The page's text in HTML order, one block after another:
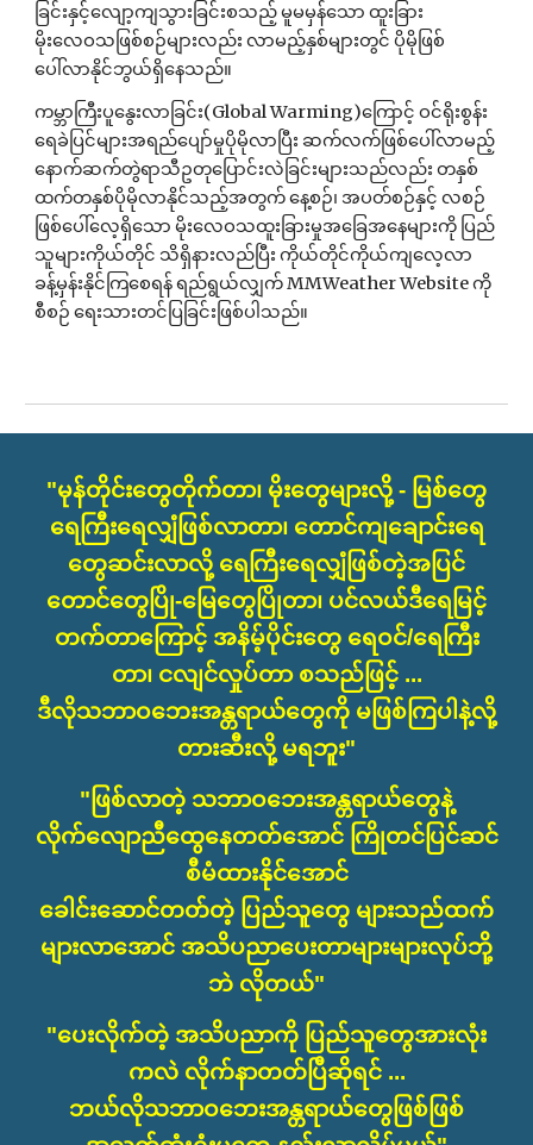
ခြင်းနှင့်လျော့ကျသွားခြင်းစသည့် မူမမှန်သော ထူးခြား
မိုးလေဝသဖြစ်စဉ်များလည်း လာမည့်နှစ်များတွင် ပိုမိုဖြစ်
ပေါ်လာနိုင်ဘွယ်ရှိနေသည်။
ကမ္ဘာကြီးပူနွေးလာခြင်း(Global Warming)ကြောင့် ဝင်ရိုးစွန်း
ရေခဲပြင်များအရည်ပျော်မှုပိုမိုလာပြီး ဆက်လက်ဖြစ်ပေါ်လာမည့်
နောက်ဆက်တွဲရာသီဥတုပြောင်းလဲခြင်းများသည်လည်း တနှစ်
ထက်တနှစ်ပိုမိုလာနိုင်သည့်အတွက် နေ့စဉ်၊ အပတ်စဉ်နှင့် လစဉ်
ဖြစ်ပေါ်လေ့ရှိသော မိုးလေဝသထူးခြားမှုအခြေအနေများကို ပြည်
သူများကိုယ်တိုင် သိရှိနားလည်ပြီး ကိုယ်တိုင်ကိုယ်ကျလေ့လာ
ခန့်မှန်းနိုင်ကြစေရန် ရည်ရွယ်လျှက် MMWeather Website ကို
စီစဉ် ရေးသားတင်ပြခြင်းဖြစ်ပါသည်။
"မုန်တိုင်းတွေတိုက်တာ၊ မိုးတွေများလို့ - မြစ်တွေ
ရေကြီးရေလျှံဖြစ်လာတာ၊ တောင်ကျချောင်းရေ
တွေဆင်းလာလို့ ရေကြီးရေလျှံဖြစ်တဲ့အပြင်
တောင်တွေပြို-မြေတွေပြိုတာ၊ ပင်လယ်ဒီရေမြင့်
တက်တာကြောင့် အနိမ့်ပိုင်းတွေ ရေဝင်/ရေကြီး
တာ၊ ငလျင်လှုပ်တာ စသည်ဖြင့် ...
ဒီလိုသဘာဝဘေးအန္တရာယ်တွေကို မဖြစ်ကြပါနဲ့လို့
တားဆီးလို့ မရဘူး"
"ဖြစ်လာတဲ့ သဘာဝဘေးအန္တရာယ်တွေနဲ့
လိုက်လျောညီထွေနေတတ်အောင် ကြိုတင်ပြင်ဆင်
စီမံထားနိုင်အောင်
ခေါင်းဆောင်တတ်တဲ့ ပြည်သူတွေ များသည်ထက်
များလာအောင် အသိပညာပေးတာများများလုပ်ဘို့
ဘဲ လိုတယ်"
"ပေးလိုက်တဲ့ အသိပညာကို ပြည်သူတွေအားလုံး
ကလဲ လိုက်နာတတ်ပြီဆိုရင် ...
ဘယ်လိုသဘာဝဘေးအန္တရာယ်တွေဖြစ်ဖြစ်